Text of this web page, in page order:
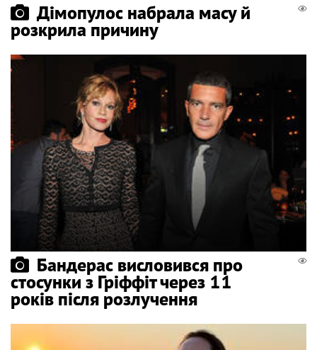
Дімопулос набрала масу й
розкрила причину
Бандерас висловився про
стосунки з Гріффіт через 11
років після розлучення